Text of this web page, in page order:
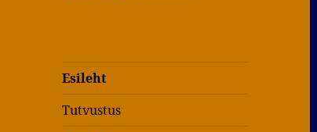
Esileht
Tutvustus